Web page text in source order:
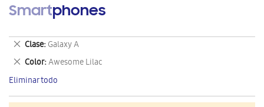
Smartphones
Clase Galaxy A
Eliminar
este
artículo
Color Awesome Lilac
Eliminar
este
artículo
Eliminar todo